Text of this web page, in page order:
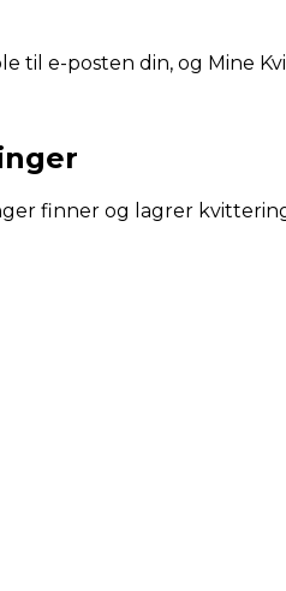
til e-posten din, og Mine
finner og lagrer